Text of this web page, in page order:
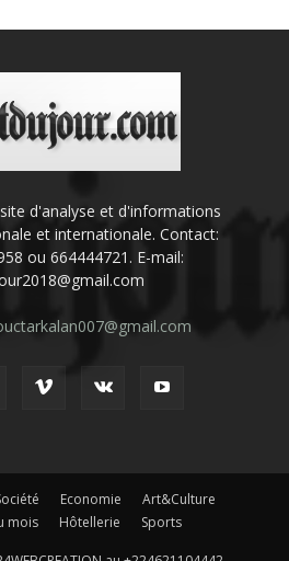
d'analyse et d'informations
et internationale. Contact:
ou 664444721. E-mail:
Economie
Art&Culture
mois
Hôtellerie Sports